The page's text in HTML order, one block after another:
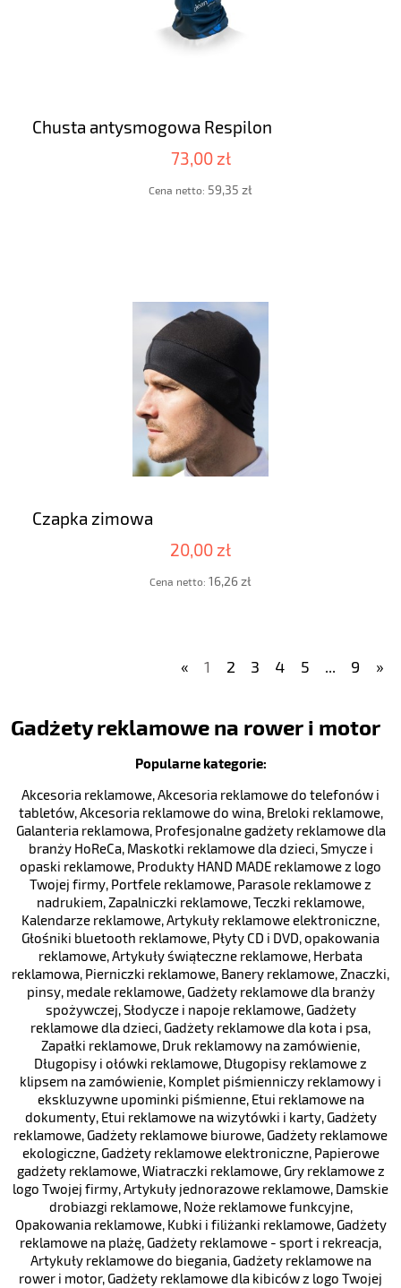
Chusta antysmogowa Respilon
73,00 zł
Cena netto: 59,35 zł
Czapka zimowa
20,00 zł
Cena netto: 16,26 zł
« 1 2 3 4 5 ... 9 »
Gadżety reklamowe na rower i motor
Popularne kategorie:
Akcesoria reklamowe,Akcesoria reklamowe do telefonów i
tabletów,Akcesoria reklamowe do wina, Breloki reklamowe,
Galanteria reklamowa, Profesjonalne gadżety reklamowe dla
branży HoReCa, Maskotki reklamowe dla dzieci,Smycze i
opaski reklamowe, Produkty HAND MADE reklamowe z logo
Twojej firmy, Portfele reklamowe, Parasole reklamowe z
nadrukiem,Zapalniczki reklamowe,Teczki reklamowe,
Kalendarze reklamowe,Artykuły reklamowe elektroniczne,
Głośniki bluetooth reklamowe, Płyty CD i DVD, opakowania
reklamowe,Artykuły świąteczne reklamowe, Herbata
reklamowa, Pierniczki reklamowe, Banery reklamowe,Znaczki,
pinsy, medale reklamowe, Gadżety reklamowe dla branży
spożywczej,Słodycze i napoje reklamowe, Gadżety
reklamowe dla dzieci, Gadżety reklamowe dla kota i psa,
Zapałki reklamowe, Druk reklamowy na zamówienie,
Długopisy i ołówki reklamowe, Długopisy reklamowe z
klipsem na zamówienie, Komplet piśmienniczy reklamowy i
ekskluzywne upominki piśmienne, Etui reklamowe na
dokumenty, Etui reklamowe na wizytówki i karty, Gadżety
reklamowe, Gadżety reklamowe biurowe, Gadżety reklamowe
ekologiczne, Gadżety reklamowe elektroniczne, Papierowe
gadżety reklamowe,Wiatraczki reklamowe, Gry reklamowe z
logo Twojej firmy,Artykuły jednorazowe reklamowe, Damskie
drobiazgi reklamowe, Noże reklamowe funkcyjne,
Opakowania reklamowe, Kubki i filiżanki reklamowe, Gadżety
reklamowe na plażę, Gadżety reklamowe - sport i rekreacja,
Artykuły reklamowe do biegania, Gadżety reklamowe na
rower i motor, Gadżety reklamowe dla kibiców z logo Twojej